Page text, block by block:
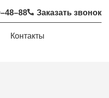
Заказать звонок
Контакты